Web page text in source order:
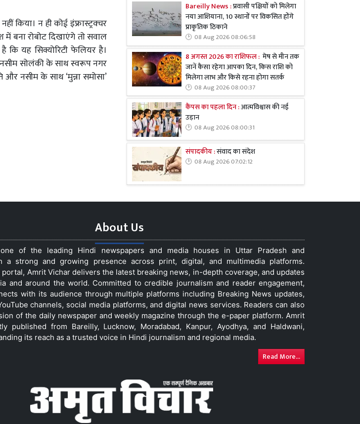
न ही कोई इंफ्रास्ट्रक्चर
रोबोट दिखाएंगे तो सवाल
कि यह सिक्योरिटी फेलियर है।
सोलंकी के साथ स्वरूप नगर
नसीम के साथ ‘मुन्ना समोसा’
Bareilly News :प्रवासी पक्षियों को मिलेगा
नया आशियाना, 10 स्थानों पर विकसित होंगे
प्राकृतिक ठिकाने
08 Aug 2026 08:06:58
8 अगस्त 2026 का राशिफल : मेष से मीन तक
जानें कैसा रहेगा आपका दिन, किस राशि को
मिलेगा लाभ और किसे रहना होगा सतर्क
08 Aug 2026 08:00:37
कैंपस का पहला दिन :आत्मविश्वास की नई
उड़ान
08 Aug 2026 08:00:31
संपादकीय :संवाद का संदेश
08 Aug 2026 07:02:12
About Us
of the leading Hindi newspapers and media houses in Uttar Pradesh and
a strong and growing presence across print, digital, and multimedia platforms.
Amrit Vichar delivers the latest breaking news, in-depth coverage, and updates
and around the world. Committed to credible journalism and reader engagement,
with its audience through multiple platforms including Breaking News updates,
channels, social media platforms, and digital news services. Readers can also
of the daily newspaper and weekly magazine through the e-paper platform. Amrit
published from Bareilly, Lucknow, Moradabad, Kanpur, Ayodhya, and Haldwani,
its reach as a trusted voice in Hindi journalism and regional media.
Read More...